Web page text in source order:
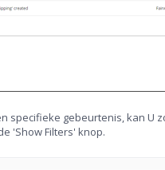
specifieke gebeurtenis, kan U
'Show Filters' knop.